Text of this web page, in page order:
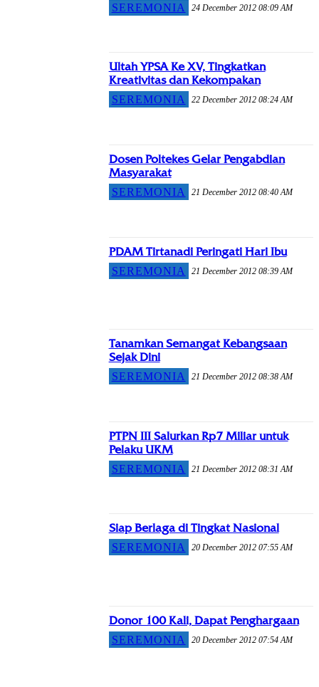
SEREMONIA 24 December 2012 08:09 AM
Ultah YPSA Ke XV, Tingkatkan
Kreativitas dan Kekompakan
SEREMONIA 22 December 2012 08:24 AM
Dosen Poltekes Gelar Pengabdian
Masyarakat
SEREMONIA 21 December 2012 08:40 AM
PDAM Tirtanadi Peringati Hari Ibu
SEREMONIA 21 December 2012 08:39 AM
Tanamkan Semangat Kebangsaan
Sejak Dini
SEREMONIA 21 December 2012 08:38 AM
PTPN III Salurkan Rp7 Miliar untuk
Pelaku UKM
SEREMONIA 21 December 2012 08:31 AM
Siap Berlaga di Tingkat Nasional
SEREMONIA 20 December 2012 07:55 AM
Donor 100 Kali, Dapat Penghargaan
SEREMONIA 20 December 2012 07:54 AM